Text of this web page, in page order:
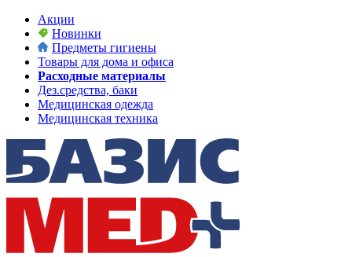
Акции
Новинки
Предметы гигиены
Товары для дома и офиса
Расходные материалы
Дез.средства, баки
Медицинская одежда
Медицинская техника